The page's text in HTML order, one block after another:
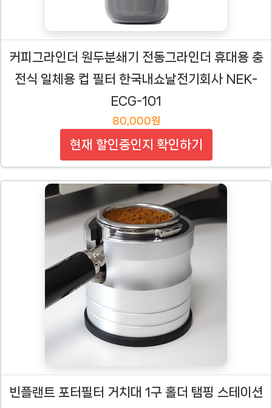
커피그라인더 원두분쇄기 전동그라인더 휴대용 충
전식 일체용 컵 필터 한국내쇼날전기회사 NEK-
ECG-101
80,000원
현재 할인중인지 확인하기
빈플랜트 포터필터 거치대 1구 홀더 탬핑 스테이션